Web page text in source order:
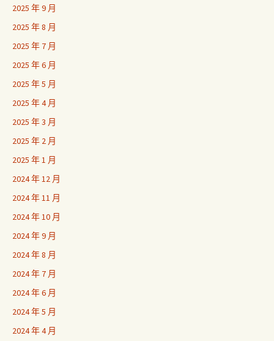
2025 年 9 月
2025 年 8 月
2025 年 7 月
2025 年 6 月
2025 年 5 月
2025 年 4 月
2025 年 3 月
2025 年 2 月
2025 年 1 月
2024 年 12 月
2024 年 11 月
2024 年 10 月
2024 年 9 月
2024 年 8 月
2024 年 7 月
2024 年 6 月
2024 年 5 月
2024 年 4 月